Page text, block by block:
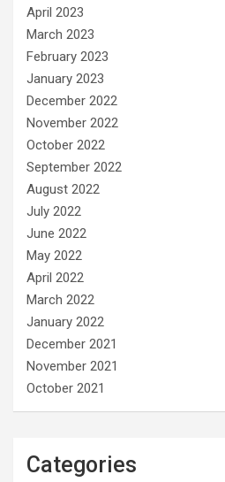
April 2023
March 2023
February 2023
January 2023
December 2022
November 2022
October 2022
September 2022
August 2022
July 2022
June 2022
May 2022
April 2022
March 2022
January 2022
December 2021
November 2021
October 2021
Categories